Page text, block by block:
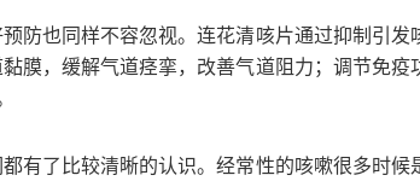
防也同样不容忽视。连花清咳片通过抑制引发
膜，缓解气道痉挛，改善气道阻力；调节免疫
有了比较清晰的认识。经常性的咳嗽很多时候